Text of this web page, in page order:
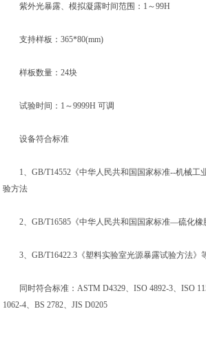
紫外光暴露、模拟凝露时间范围：1～99H
支持样板：365*80(mm)
样板数量：24块
试验时间：1～9999H 可调
设备符合标准
1、GB/T14552《中华人民共和国国家标准--机械工
验方法
2、GB/T16585《中华人民共和国国家标准—硫化橡
3、GB/T16422.3《塑料实验室光源暴露试验方法》
同时符合标准：ASTM D4329、ISO 4892-3、ISO
1062-4、BS 2782、JIS D0205